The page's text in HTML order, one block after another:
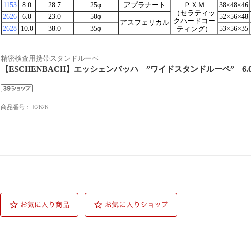
1153 8.0 28.7 25φ アプラナート
ＰＸＭ
（セラティッ
クハードコー
ティング）
38×48×46
2626
6.0 23.0
50φ
アスフェリカル
52×56×48
2628 10.0 38.0 35φ 53×56×35
精密検査用携帯スタンドルーペ
【ESCHENBACH】エッシェンバッハ ”ワイドスタンドルーペ”
商品番号： E2626